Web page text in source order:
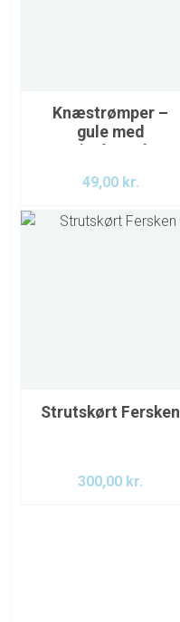
Knæstrømper –
gule med
49,00 kr.
Strutskørt Fersken
300,00 kr.